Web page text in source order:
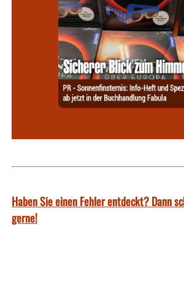
Haben Sie einen Fehler entdeckt? Dann
gerne!